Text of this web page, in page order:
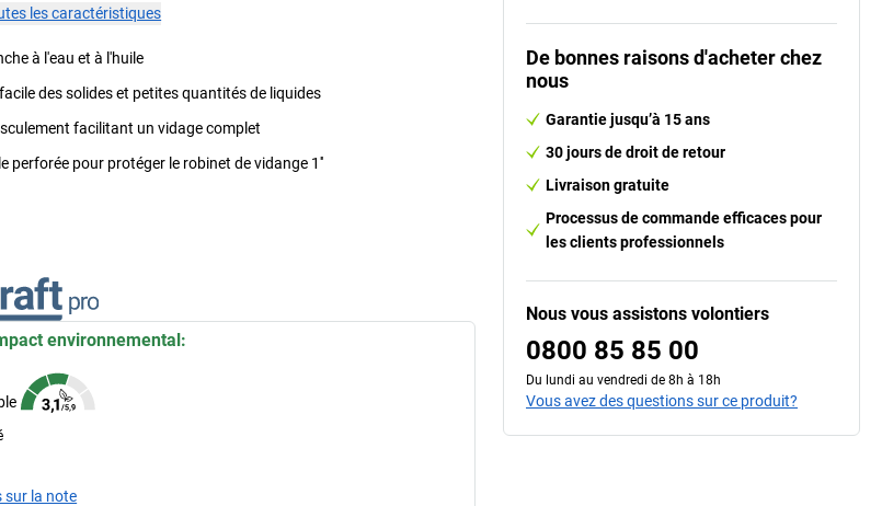
les caractéristiques
à l'eau et à l'huile
des solides et petites quantités de liquides
facilitant un vidage complet
perforée pour protéger le robinet de vidange 1''
environnemental:
sur la note
De bonnes raisons d'acheter chez
nous
Garantie jusqu’à 15 ans
30 jours de droit de retour
Livraison gratuite
Processus de commande efficaces pour
les clients professionnels
Nous vous assistons volontiers
0800 85 85 00
Du lundi au vendredi de 8h à 18h
Vous avez des questions sur ce produit?